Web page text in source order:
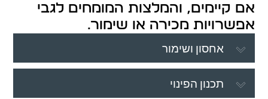
אם קיימים, והמלצות המומחים לגבי
אפשרויות מכירה או שימור.
אחסון ושימור
תכנון הפינוי